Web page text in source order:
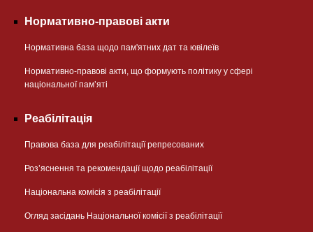
Нормативно-правові акти
Нормативна база щодо пам'ятних дат та ювілеїв
Нормативно-правові акти, що формують політику у сфері
національної памʼяті
Реабілітація
Правова база для реабілітації репресованих
Розʼяснення та рекомендації щодо реабілітації
Національна комісія з реабілітації
Огляд засідань Національної комісії з реабілітації